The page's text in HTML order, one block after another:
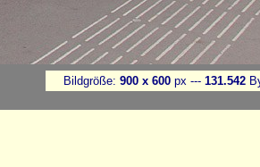
Bildgröße: 900 x 600 px --- 131.542